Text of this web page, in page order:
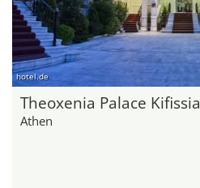
hotel.de
Theoxenia Palace Kifissia
Athen